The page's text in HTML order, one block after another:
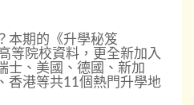
本期的《升學秘笈
等院校資料，更全新加入
士、美國、德國、新加
香港等共11個熱門升學地